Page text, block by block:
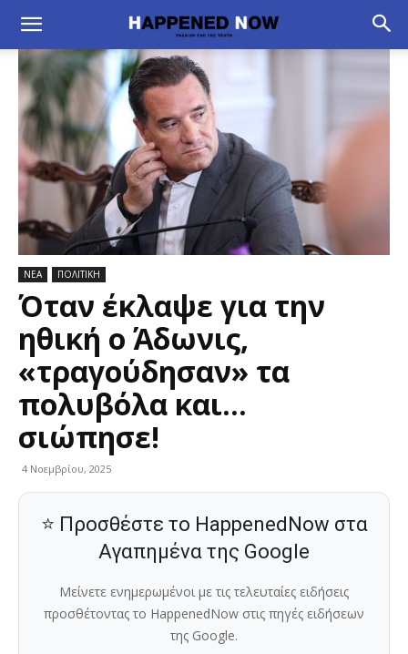
ΝΕΑ ΠΟΛΙΤΙΚΗ
Όταν έκλαψε για την
ηθική ο Άδωνις,
«τραγούδησαν» τα
πολυβόλα και…
σιώπησε!
4 Νοεμβρίου, 2025
⭐ Προσθέστε το HappenedNow στα
Αγαπημένα της Google
Μείνετε ενημερωμένοι με τις τελευταίες ειδήσεις
προσθέτοντας το HappenedNow στις πηγές ειδήσεων
της Google.